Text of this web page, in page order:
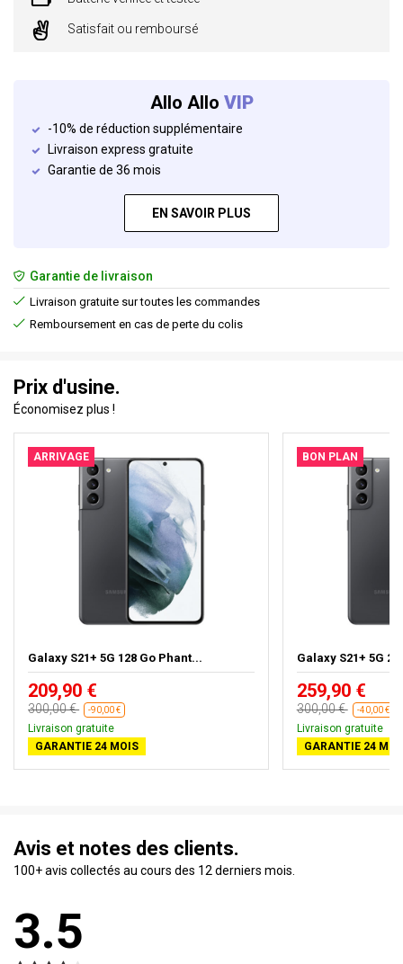
Satisfait ou remboursé
Allo Allo VIP
-10% de réduction supplémentaire
Livraison express gratuite
Garantie de 36 mois
EN SAVOIR PLUS
Garantie de livraison
Livraison gratuite sur toutes les commandes
Remboursement en cas de perte du colis
Prix d'usine.
Économisez plus !
ARRIVAGE
Galaxy S21+ 5G 128 Go Phant...
209,90 €
300,00 € -90,00 €
Livraison gratuite
GARANTIE 24 MOIS
BON PLAN
Galaxy S21+ 5G
259,90 €
300,00 € -40,00 €
Livraison gratuite
GARANTIE 24
Avis et notes des clients.
100+ avis collectés au cours des 12 derniers mois.
3.5